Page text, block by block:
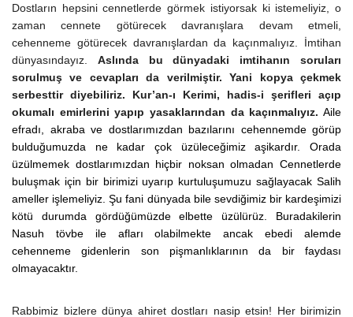
Dostların hepsini cennetlerde görmek istiyorsak ki istemeliyiz,
o
zaman cennete götürecek davranışlara devam etmeli,
cehenneme götürecek davranışlardan da kaçınmalıyız. İmtihan
dünyasındayız.
Aslında bu dünyadaki
imtihanın soruları
sorulmuş ve cevapları da verilmiştir. Yani kopya çekmek
serbesttir diyebiliriz. Kur’an-ı Kerimi,
hadis-i şerifleri açıp
okumalı emirlerini yapıp yasaklarından da kaçınmalıyız. Aile
efradı, akraba ve dostlarımızdan bazılarını cehennemde görüp
bulduğumuzda ne kadar çok üzüleceğimiz aşikardır. Orada
üzülmemek dostlarımızdan hiçbir noksan olmadan Cennetlerde
buluşmak için bir birimizi uyarıp kurtuluşumuzu sağlayacak Salih
ameller işlemeliyiz. Şu fani dünyada bile sevdiğimiz bir kardeşimizi
kötü durumda gördüğümüzde elbette üzülürüz. Buradakilerin
Nasuh tövbe ile afları olabilmekte ancak ebedi alemde
cehenneme gidenlerin son pişmanlıklarının da bir faydası
olmayacaktır.
Rabbimiz bizlere dünya ahiret dostları nasip etsin! Her birimizin